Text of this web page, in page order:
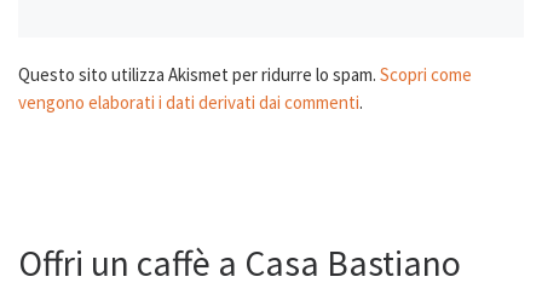
Questo sito utilizza Akismet per ridurre lo spam. Scopri come
vengono elaborati i dati derivati dai commenti.
Offri un caffè a Casa Bastiano